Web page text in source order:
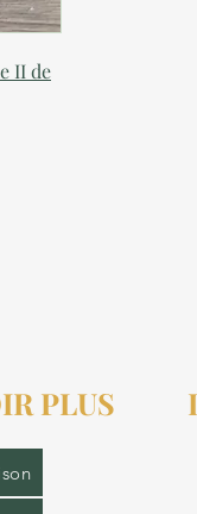
II de
PLUS